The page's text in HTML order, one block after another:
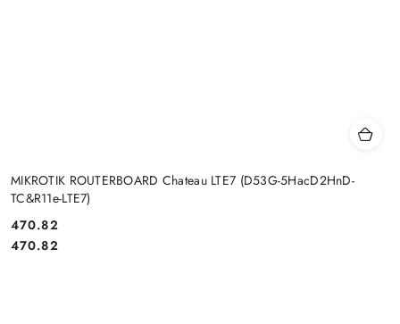
MIKROTIK ROUTERBOARD Chateau LTE7 (D53G-5HacD2HnD-
TC&R11e-LTE7)
Cena:
470.82
Cena:
470.82